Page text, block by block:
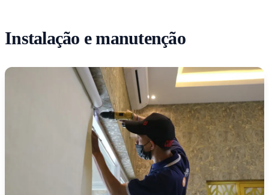
Instalação e manutenção